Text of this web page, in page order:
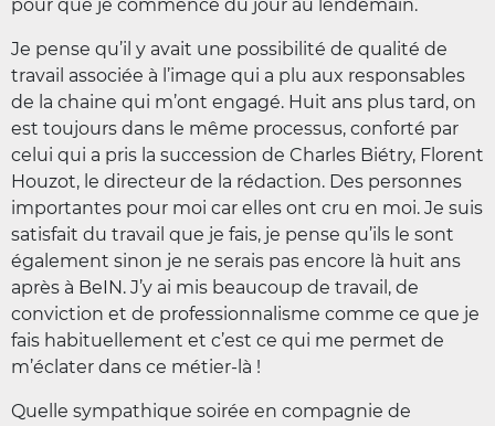
pour que je commence du jour au lendemain.
Je pense qu’il y avait une possibilité de qualité de
travail associée à l’image qui a plu aux responsables
de la chaine qui m’ont engagé. Huit ans plus tard, on
est toujours dans le même processus, conforté par
celui qui a pris la succession de Charles Biétry, Florent
Houzot, le directeur de la rédaction. Des personnes
importantes pour moi car elles ont cru en moi. Je suis
satisfait du travail que je fais, je pense qu’ils le sont
également sinon je ne serais pas encore là huit ans
après à BeIN. J’y ai mis beaucoup de travail, de
conviction et de professionnalisme comme ce que je
fais habituellement et c’est ce qui me permet de
m’éclater dans ce métier-là !
Quelle sympathique soirée en compagnie de